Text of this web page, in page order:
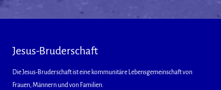
Jesus-Bruderschaft
Die Jesus-Bruderschaft ist eine kommunitäre Lebensgemeinschaft von
Frauen, Männern und von Familien.